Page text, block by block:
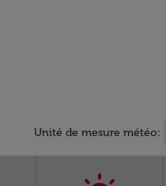
Unité de mesure météo: